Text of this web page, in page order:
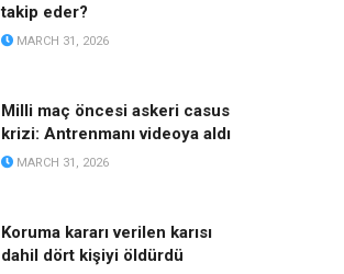
takip eder?
MARCH 31, 2026
Milli maç öncesi askeri casus
krizi: Antrenmanı videoya aldı
MARCH 31, 2026
Koruma kararı verilen karısı
dahil dört kişiyi öldürdü